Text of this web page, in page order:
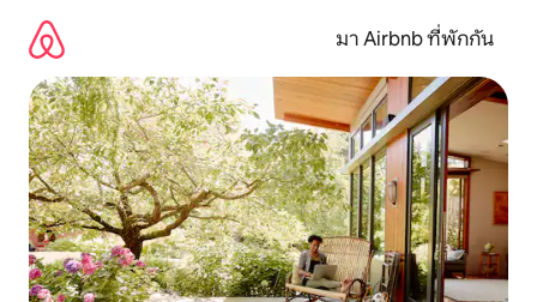
เนื้อหา
มา Airbnb ที่พักกัน